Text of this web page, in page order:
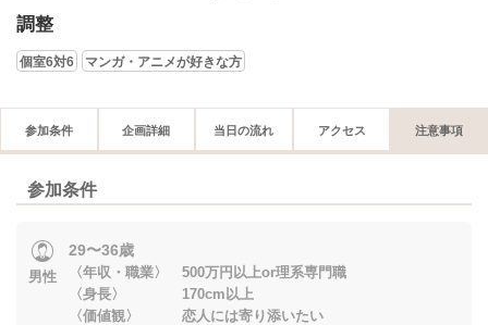
調整
個室6対6 マンガ・アニメが好きな方
参加条件 企画詳細 当日の流れ アクセス 注意事項
参加条件
男性
29〜36歳
〈年収・職業〉 500万円以上or理系専門職
〈身長〉 170cm以上
〈価値観〉 恋人には寄り添いたい